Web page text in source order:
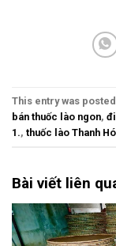
This entry was
bán thuốc lào ngon,
1., thuốc lào Thanh
Bài viết liên